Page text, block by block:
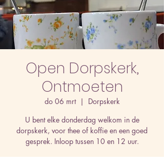
Open Dorpskerk,
Ontmoeten
do 06 mrt
  |
Dorpskerk
U bent elke donderdag welkom in de
dorpskerk, voor thee of koffie en een goed
gesprek. Inloop tussen 10 en 12 uur.